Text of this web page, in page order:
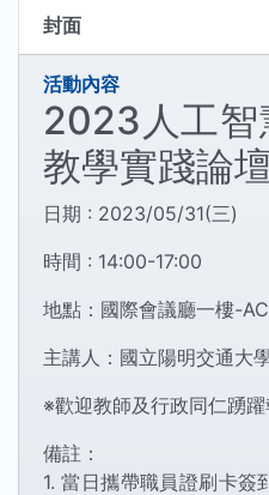
封面
活動內容
2023人工智
教學實踐論壇
日期 : 2023/05/31(三)
時間 : 14:00-17:00
地點：國際會議廳一樓-
主講人：國立陽明交通大
※歡迎教師及行政同仁踴
備註：
1. 當日攜帶職員證刷卡簽